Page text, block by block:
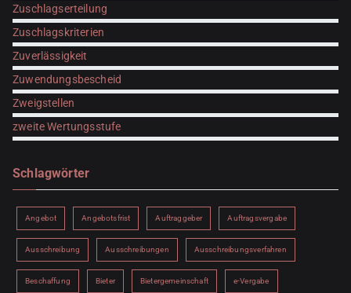
Zuschlagserteilung
Zuschlagskriterien
Zuverlässigkeit
Zuwendungsbescheid
Zweigstellen
zweite Wertungsstufe
Schlagwörter
Angebot Angebotsfrist Auftraggeber Auftragsvergabe
Ausschreibung Ausschreibungen Ausschreibungsverfahren
Beschaffung Bieter Bietergemeinschaft e-Vergabe